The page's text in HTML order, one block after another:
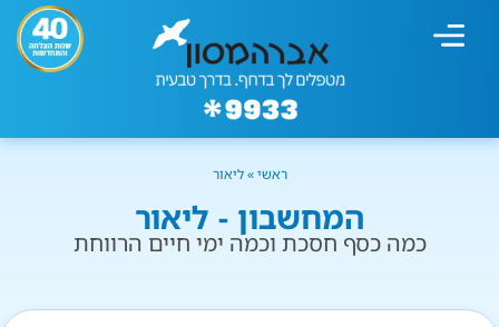
ראשי»ליאור
המחשבון - ליאור
כמה כסף חסכת וכמה ימי חיים הרווחת